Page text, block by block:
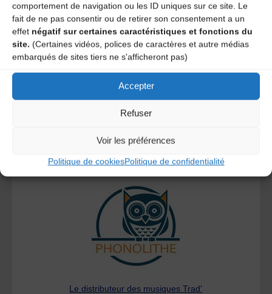
comportement de navigation ou les ID uniques sur ce site. Le
fait de ne pas consentir ou de retirer son consentement a un
effet négatif sur certaines caractéristiques et fonctions du
site. (Certaines vidéos, polices de caractères et autre médias
embarqués de sites tiers ne s'afficheront pas)
Accepter
Refuser
Voir les préférences
Politique de cookiesPolitique de confidentialité
Ce site utilise Akismet pour réduire les indésirables.
En
savoir plus sur la façon dont les données de vos
commentaires sont traitées.
A DECOUVRIR :
Le distributeur des musiques Trad'